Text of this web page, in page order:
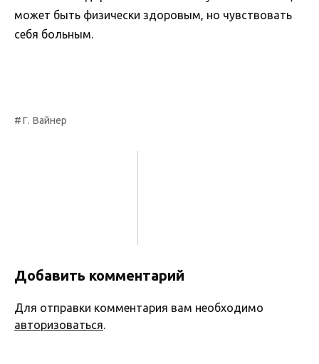
может быть физически здоровым, но чувствовать
себя больным.
Г. Вайнер
Добавить комментарий
Для отправки комментария вам необходимо
авторизоваться.